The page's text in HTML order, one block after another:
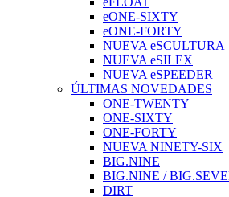
eONE-SIXTY
eONE-FORTY
NUEVA eSCULTURA
NUEVA eSILEX
NUEVA eSPEEDER
ÚLTIMAS NOVEDADES
ONE-TWENTY
ONE-SIXTY
ONE-FORTY
NUEVA NINETY-SIX
BIG.NINE
BIG.NINE /
DIRT